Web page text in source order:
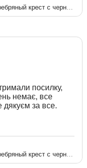
посилку,
немає, все
за все.